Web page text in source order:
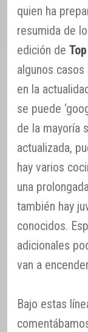
quien ha
resumida de
edición de
algunos
en la
se puede
de la mayoría
actualizada,
hay varios
una
también hay
conocidos.
adicionales
van a
Bajo estas